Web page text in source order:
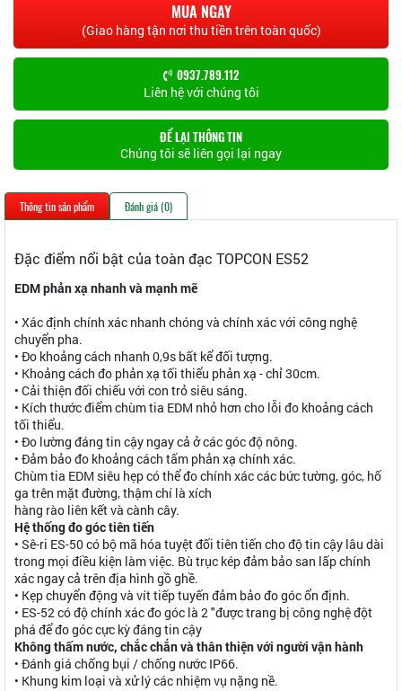
MUA NGAY
(Giao hàng tận nơi thu tiền trên toàn quốc)
0937.789.112
Liên hệ với chúng tôi
ĐỂ LẠI THÔNG TIN
Chúng tôi sẽ liên gọi lại ngay
Thông tin sản phẩm Đánh giá (0)
Đặc điểm nổi bật của toàn đạc TOPCON ES52
EDM phản xạ nhanh và mạnh mẽ
• Xác định chính xác nhanh chóng và chính xác với công nghệ
chuyển pha.
• Đo khoảng cách nhanh 0,9s bất kể đối tượng.
• Khoảng cách đo phản xạ tối thiểu phản xạ - chỉ 30cm.
• Cải thiện đối chiếu với con trỏ siêu sáng.
• Kích thước điểm chùm tia EDM nhỏ hơn cho lỗi đo khoảng cách
tối thiểu.
• Đo lường đáng tin cậy ngay cả ở các góc độ nông.
• Đảm bảo đo khoảng cách tấm phản xạ chính xác.
Chùm tia EDM siêu hẹp có thể đo chính xác các bức tường, góc, hố
ga trên mặt đường, thậm chí là xích
hàng rào liên kết và cành cây.
Hệ thống đo góc tiên tiến
• Sê-ri ES-50 có bộ mã hóa tuyệt đối tiên tiến cho độ tin cậy lâu dài
trong mọi điều kiện làm việc. Bù trục kép đảm bảo san lấp chính
xác ngay cả trên địa hình gồ ghề.
• Kẹp chuyển động và vít tiếp tuyến đảm bảo đo góc ổn định.
• ES-52 có độ chính xác đo góc là 2 "được trang bị công nghệ đột
phá để đo góc cực kỳ đáng tin cậy
Không thấm nước, chắc chắn và thân thiện với người vận hành
• Đánh giá chống bụi / chống nước IP66.
• Khung kim loại và xử lý các nhiệm vụ nặng nề.